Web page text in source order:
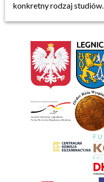
konkretny rodzaj studiów.